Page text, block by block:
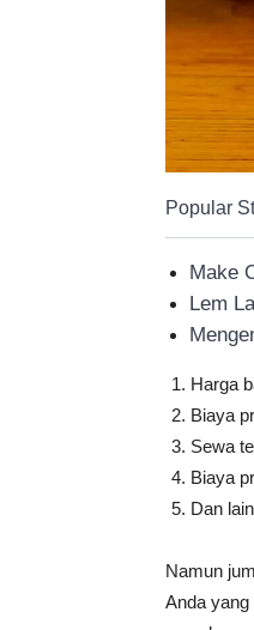
Popular
Make
Lem
Harga
Biaya
Sewa
Biaya
Dan
Namun
Anda